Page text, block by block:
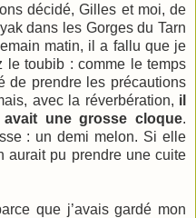
décidé, Gilles et moi, de
dans les Gorges du Tarn
matin, il a fallu que je
le toubib : comme le temps
de prendre les précautions
avec la réverbération, il
avait une grosse cloque.
: un demi melon. Si elle
aurait pu prendre une cuite
que j’avais gardé mon